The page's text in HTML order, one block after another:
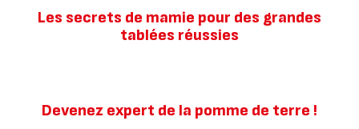
Les secrets de mamie pour des grandes
tablées réussies
Devenez expert de la pomme de terre !